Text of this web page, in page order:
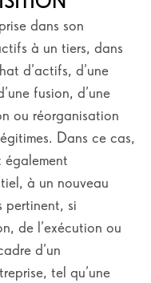
dans son
à un tiers, dans
d’actifs, d’une
fusion, d’une
ou réorganisation
Dans ce cas,
également
à un nouveau
pertinent, si
de l’exécution ou
d’un
tel qu’une